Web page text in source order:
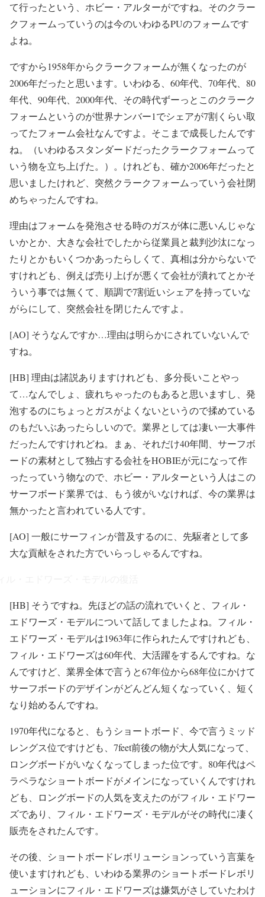
て行ったという、ホビー・アルターがですね。そのクラー
クフォームっていうのは今のいわゆるPUのフォームです
よね。
ですから1958年からクラークフォームが無くなったのが
2006年だったと思います。いわゆる、60年代、70年代、80
年代、90年代、2000年代、その時代ずーっとこのクラーク
フォームというのが世界ナンバー1でシェアが7割くらい取
ってたフォーム会社なんですよ。そこまで成長したんです
ね。（いわゆるスタンダードだったクラークフォームって
いう物を立ち上げた。）。けれども、確か2006年だったと
思いましたけれど、突然クラークフォームっていう会社閉
めちゃったんですね。
理由はフォームを発泡させる時のガスが体に悪いんじゃな
いかとか、大きな会社でしたから従業員と裁判沙汰になっ
たりとかもいくつかあったらしくて、真相は分からないで
すけれども、例えば売り上げが悪くて会社が潰れてとかそ
ういう事では無くて、順調で7割近いシェアを持っていな
がらにして、突然会社を閉じたんですよ。
[AO] そうなんですか…理由は明らかにされていないんで
すね。
[HB] 理由は諸説ありますけれども、多分長いことやっ
て…なんでしょ、疲れちゃったのもあると思いますし、発
泡するのにちょっとガスがよくないというので揉めている
のもだいぶあったらしいので。業界としては凄い一大事件
だったんですけれどね。まぁ、それだけ40年間、サーフボ
ードの素材として独占する会社をHOBIEが元になって作
ったっていう物なので、ホビー・アルターという人はこの
サーフボード業界では、もう彼がいなければ、今の業界は
無かったと言われている人です。
[AO] 一般にサーフィンが普及するのに、先駆者として多
大な貢献をされた方でいらっしゃるんですね。
[HB] そうですね。先ほどの話の流れでいくと、フィル・
エドワーズ・モデルについて話してましたよね。フィル・
エドワーズ・モデルは1963年に作られたんですけれども、
フィル・エドワーズは60年代、大活躍をするんですね。な
んですけど、業界全体で言うと67年位から68年位にかけて
サーフボードのデザインがどんどん短くなっていく、短く
なり始めるんですね。
1970年代になると、もうショートボード、今で言うミッド
レングス位ですけども、7feet前後の物が大人気になって、
ロングボードがいなくなってしまった位です。80年代はペ
ラペラなショートボードがメインになっていくんですけれ
ども、ロングボードの人気を支えたのがフィル・エドワー
ズであり、フィル・エドワーズ・モデルがその時代に凄く
販売をされたんです。
その後、ショートボードレボリューションっていう言葉を
使いますけれども、いわゆる業界のショートボードレボリ
ューションにフィル・エドワーズは嫌気がさしていたわけ